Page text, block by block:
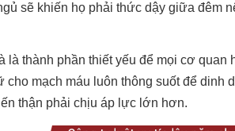
sẽ khiến họ phải thức dậy giữa đêm
thành phần thiết yếu để mọi cơ
mạch máu luôn thông suốt để
thận phải chịu áp lực lớn hơn.